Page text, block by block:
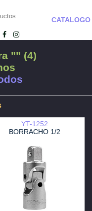
CATALOGO
"" (4)
YT-1252
BORRACHO 1/2